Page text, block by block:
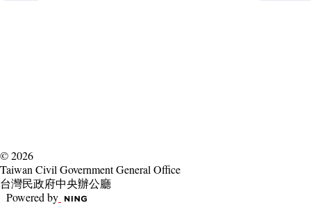
© 2026
Taiwan Civil Government General Office
台灣民政府中央辦公廳
Powered by